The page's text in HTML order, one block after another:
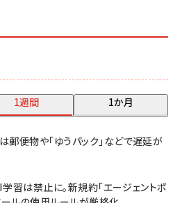
1週間 1か月
郵便物や「ゆうパック」などで遅延が
習は禁止に。新規約「エージェントポ